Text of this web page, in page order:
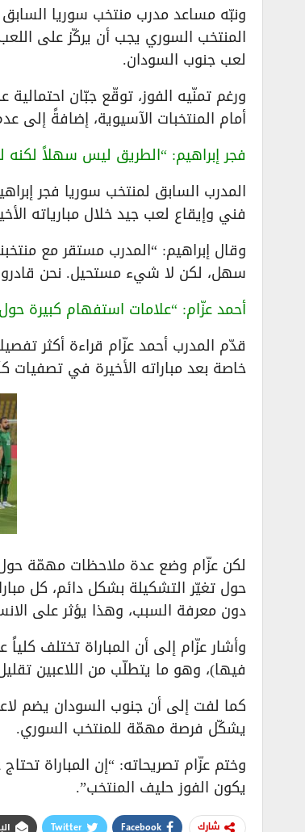
ونبّه مساعد مدرب منتخب سوريا السابق
المنتخب السوري يجب أن يركّز على
لعب جنوب السودان.
ورغم تمنّيه الفوز، توقّع جبّان
أمام المنتخبات الآسيوية، إضافةً إلى
فجر إبراهيم: “الطريق ليس سهلاً
المدرب السابق لمنتخب سوريا فجر
فني وإيقاع لعب جيد خلال مبارياته
وقال إبراهيم: “المدرب مستقر مع
سهل، لكن لا شيء مستحيل. نحن قادرون
أحمد عزّام: “علامات استفهام كبيرة
قدّم المدرب أحمد عزّام قراءة أكثر
خاصة بعد مباراته الأخيرة في
لكن عزّام وضع عدة ملاحظات مهمّة حول
دون معرفة السبب، وهذا يؤثر على
وأشار عزّام إلى أن المباراة تختلف
فيها)، وهو ما يتطلّب من اللاعبين
كما لفت إلى أن جنوب السودان يضم
يشكّل فرصة مهمّة للمنتخب السوري.
وختم عزّام تصريحاته: “إن المباراة
يكون الفوز حليف المنتخب”.
شارك Facebook
Twitter